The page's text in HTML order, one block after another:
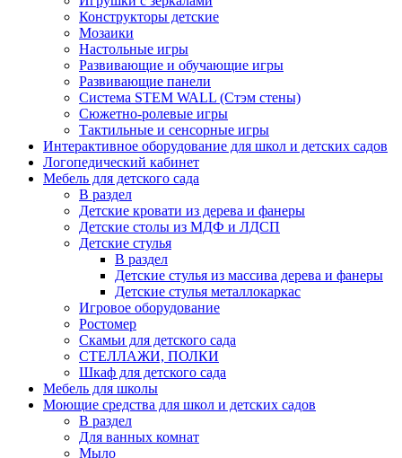
Конструкторы детские
Мозаики
Настольные игры
Развивающие и обучающие игры
Развивающие панели
Система STEM WALL (Cтэм стены)
Сюжетно-ролевые игры
Тактильные и сенсорные игры
Интерактивное оборудование для школ и детских садов
Логопедический кабинет
Мебель для детского сада
В раздел
Детские кровати из дерева и фанеры
Детские столы из МДФ и ЛДСП
Детские стулья
В раздел
Детские стулья из массива дерева и фанеры
Детские стулья металлокаркас
Игровое оборудование
Ростомер
Скамьи для детского сада
СТЕЛЛАЖИ, ПОЛКИ
Шкаф для детского сада
Мебель для школы
Моющие средства для школ и детских садов
В раздел
Для ванных комнат
Мыло